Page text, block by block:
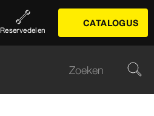
Reservedelen
CATALOGUS